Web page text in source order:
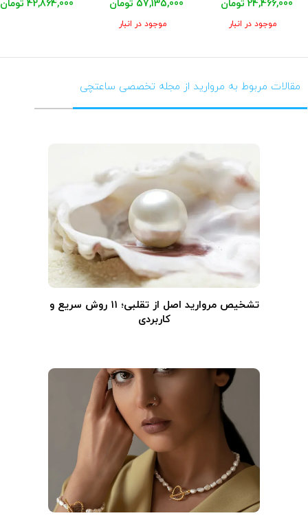
24,466,000 تومان
موجود در انبار
57,135,000 تومان
موجود در انبار
42,864,000 تومان
مقالات مربوط به مروارید از مجله تخصصی ساعتچی
تشخیص مروارید اصل از تقلبی؛ ۱۱ روش سریع و
کاربردی